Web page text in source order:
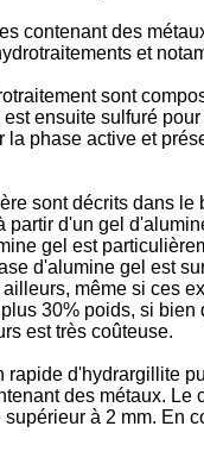
contenant des
et
sont
ensuite sulfuré
phase active et
sont décrits dans
d'un gel
gel est
d'alumine gel est
même si ces
30% poids, si
est très coûteuse.
d'hydrargillite
des métaux.
à 2 mm.